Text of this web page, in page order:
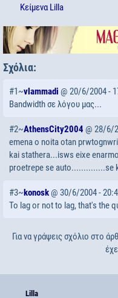
Κείμενα Lilla
Σχόλια:
#1~vlammadi @ 20/6/2004 -
Bandwidth σε λόγου μας...
#2~AthensCity2004 @ 28/6/
emena o noita otan
kai stathera...isws eixe
proetrepe se auto..............se
#3~konosk@ 30/6/2004 -
To lag or not to lag, that's the
Για να γράψεις σχόλιο στο
Lilla